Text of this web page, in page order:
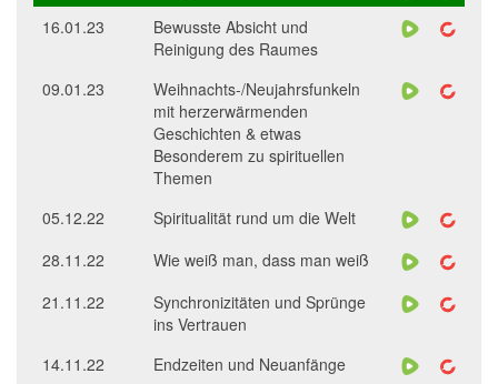
16.01.23
Bewusste Absicht und
Reinigung des Raumes
09.01.23
Weihnachts-/Neujahrsfunkeln
mit herzerwärmenden
Geschichten & etwas
Besonderem zu spirituellen
Themen
05.12.22
Spiritualität rund um die Welt
28.11.22
Wie weiß man, dass man weiß
21.11.22
Synchronizitäten und Sprünge
ins Vertrauen
14.11.22
Endzeiten und Neuanfänge